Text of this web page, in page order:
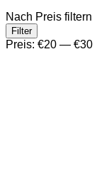
Nach Preis filtern
Min.
Preis
Max.
Preis
Filter
Preis: €20 — €30